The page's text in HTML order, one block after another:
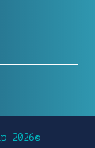
©2026 Research Triangle Regional Partnership